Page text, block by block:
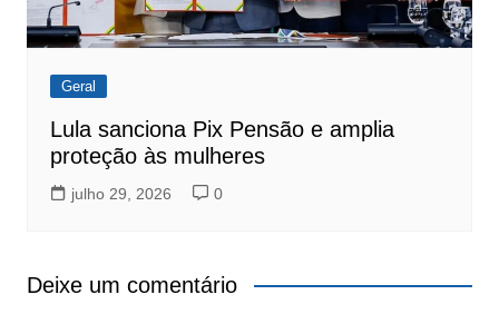
Geral
Lula sanciona Pix Pensão e amplia
proteção às mulheres
julho 29, 2026 0
Deixe um comentário